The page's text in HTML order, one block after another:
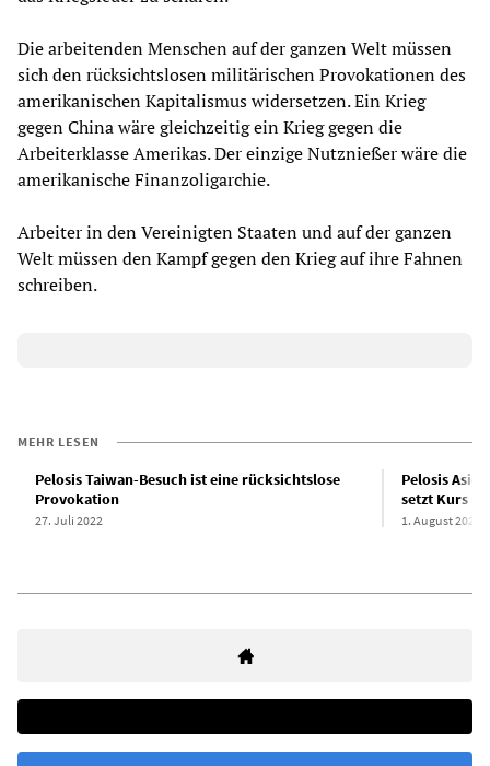
Die arbeitenden Menschen auf der ganzen Welt müssen
sich den rücksichtslosen militärischen Provokationen des
amerikanischen Kapitalismus widersetzen. Ein Krieg
gegen China wäre gleichzeitig ein Krieg gegen die
Arbeiterklasse Amerikas. Der einzige Nutznießer wäre die
amerikanische Finanzoligarchie.
Arbeiter in den Vereinigten Staaten und auf der ganzen
Welt müssen den Kampf gegen den Krieg auf ihre Fahnen
schreiben.
MEHR LESEN
Pelosis Taiwan-Besuch ist eine rücksichtslose
Provokation
27. Juli 2022
Pelosis
setzt Kurs
1. August 2022